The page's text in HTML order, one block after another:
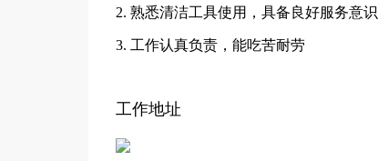
2. 熟悉清洁工具使用，具备良好服务意识
3. 工作认真负责，能吃苦耐劳
工作地址